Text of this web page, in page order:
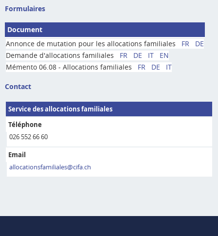
Formulaires
Document
Annonce de mutation pour les allocations familiales FR
DE
Demande d'allocations familiales FR DE IT
EN
Mémento 06.08 - Allocations familiales FR DE IT
Contact
Service des allocations familiales
Téléphone
026 552 66 60
Email
allocationsfamiliales@cifa.ch